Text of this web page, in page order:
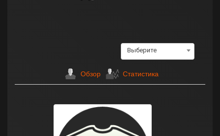
Выберите
Обзор Статистика